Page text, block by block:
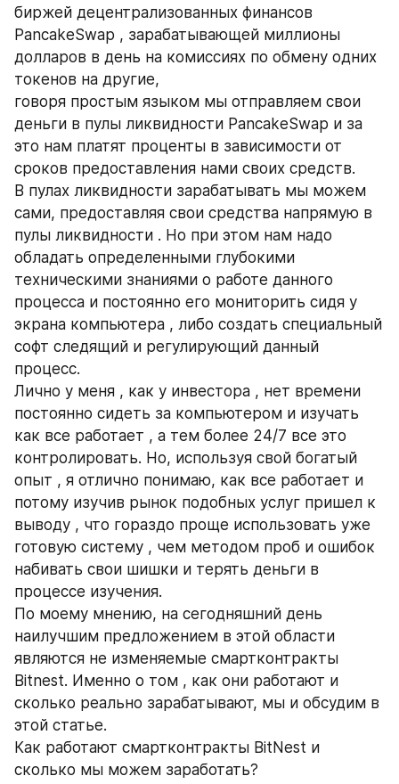
биржей децентрализованных финансов
PancakeSwap , зарабатывающей миллионы
долларов в день на комиссиях по обмену одних
токенов на другие,
говоря простым языком мы отправляем свои
деньги в пулы ликвидности PancakeSwap и за
это нам платят проценты в зависимости от
сроков предоставления нами своих средств.
В пулах ликвидности зарабатывать мы можем
сами, предоставляя свои средства напрямую в
пулы ликвидности . Но при этом нам надо
обладать определенными глубокими
техническими знаниями о работе данного
процесса и постоянно его мониторить сидя у
экрана компьютера , либо создать специальный
софт следящий и регулирующий данный
процесс.
Лично у меня , как у инвестора , нет времени
постоянно сидеть за компьютером и изучать
как все работает , а тем более 24/7 все это
контролировать. Но, используя свой богатый
опыт , я отлично понимаю, как все работает и
потому изучив рынок подобных услуг пришел к
выводу , что гораздо проще использовать уже
готовую систему , чем методом проб и ошибок
набивать свои шишки и терять деньги в
процессе изучения.
По моему мнению, на сегодняшний день
наилучшим предложением в этой области
являются не изменяемые смартконтракты
Bitnest. Именно о том , как они работают и
сколько реально зарабатывают, мы и обсудим в
этой статье.
Как работают смартконтракты BitNest и
сколько мы можем заработать?